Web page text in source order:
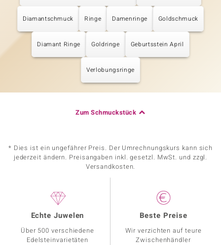
Diamantschmuck Ringe Damenringe Goldschmuck
Diamant Ringe Goldringe Geburtsstein April
Verlobungsringe
Zum Schmuckstück
* Dies ist ein ungefährer Preis. Der Umrechnungskurs kann sich
jederzeit ändern. Preisangaben inkl. gesetzl. MwSt. und zzgl.
Versandkosten.
Echte Juwelen
Über 500 verschiedene
Edelsteinvarietäten
Beste Preise
Wir verzichten auf teure
Zwischenhändler